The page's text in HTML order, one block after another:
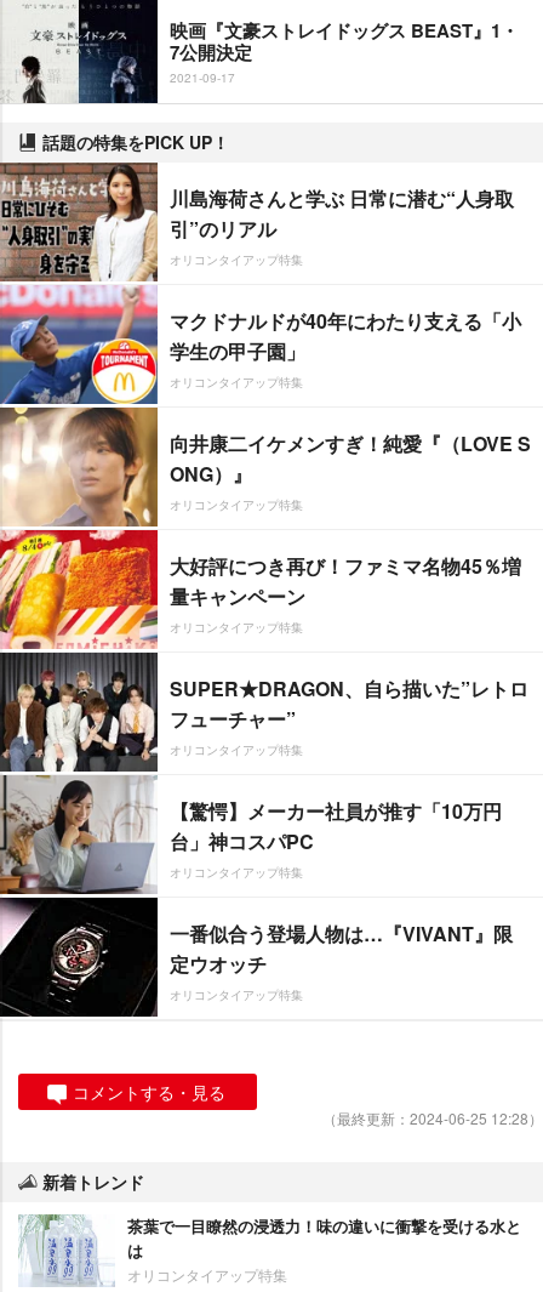
映画『文豪ストレイドッグス BEAST』1・
7公開決定
2021-09-17
話題の特集をPICK UP！
川島海荷さんと学ぶ 日常に潜む“人身取
引”のリアル
オリコンタイアップ特集
マクドナルドが40年にわたり支える「小
学生の甲子園」
オリコンタイアップ特集
向井康二イケメンすぎ！純愛『（LOVE S
ONG）』
オリコンタイアップ特集
大好評につき再び！ファミマ名物45％増
量キャンペーン
オリコンタイアップ特集
SUPER★DRAGON、自ら描いた”レトロ
フューチャー”
オリコンタイアップ特集
【驚愕】メーカー社員が推す「10万円
台」神コスパPC
オリコンタイアップ特集
一番似合う登場人物は…『VIVANT』限
定ウオッチ
オリコンタイアップ特集
コメントする・見る
（最終更新：2024-06-25 12:28）
新着トレンド
茶葉で一目瞭然の浸透力！味の違いに衝撃を受ける水と
は
オリコンタイアップ特集